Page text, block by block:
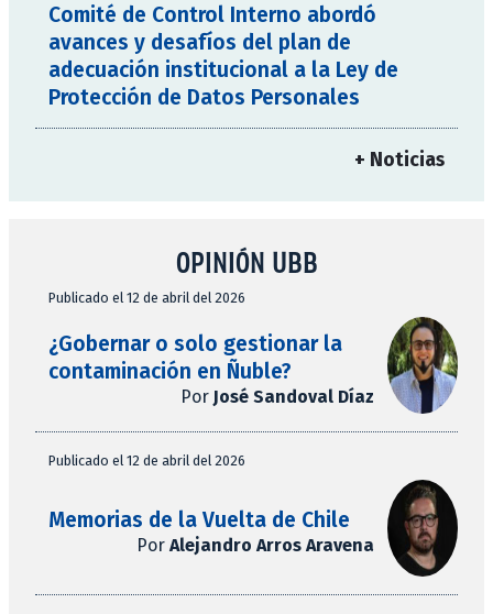
Comité de Control Interno abordó
avances y desafíos del plan de
adecuación institucional a la Ley de
Protección de Datos Personales
+ Noticias
OPINIÓN UBB
Publicado el 12 de abril del 2026
¿Gobernar o solo gestionar la
contaminación en Ñuble?
Por José Sandoval Díaz
Publicado el 12 de abril del 2026
Memorias de la Vuelta de Chile
Por Alejandro Arros Aravena